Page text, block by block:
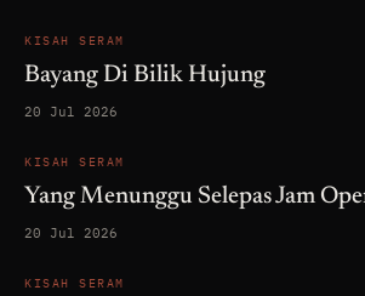
KISAH SERAM
Bayang Di Bilik Hujung
20 Jul 2026
KISAH SERAM
Yang Menunggu Selepas Jam
20 Jul 2026
KISAH SERAM